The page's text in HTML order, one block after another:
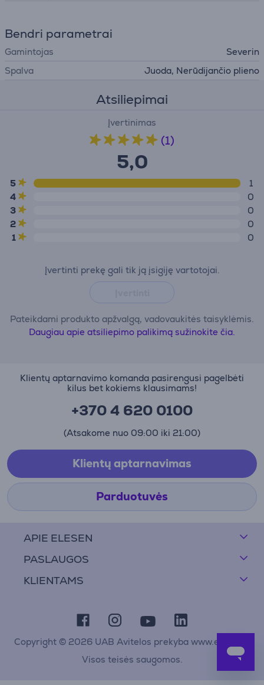
Bendri parametrai
Gamintojas
Severin
Spalva
Juoda, Nerūdijančio plieno
Atsiliepimai
Įvertinimas
(1)
5,0
5
1
4
0
3
0
2
0
1
0
Įvertinti prekę gali tik ją įsigiję vartotojai.
Pateikdami produkto apžvalgą, vadovaukitės taisyklėmis.
Daugiau apie atsiliepimo palikimą sužinokite čia.
APIE ELESEN
PASLAUGOS
KLIENTAMS
Klientų aptarnavimo komanda pasirengusi pagelbėti
kilus bet kokiems klausimams!
+370 4 620 0100
(Atsakome nuo 09:00 iki 21:00)
Klientų aptarnavimas
Parduotuvės
Copyright © 2026 UAB Avitelos prekyba www.elesen.lt
Visos teisės saugomos.